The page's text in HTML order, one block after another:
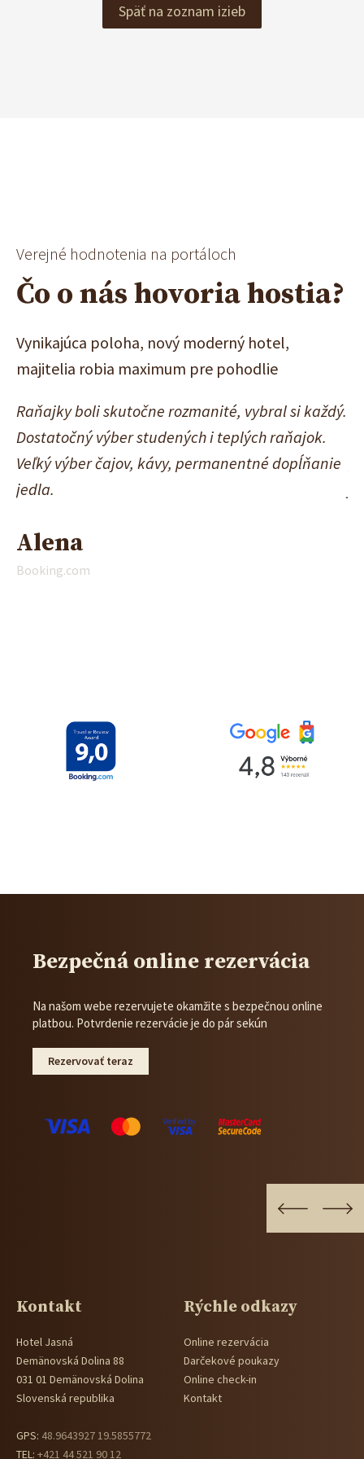
Späť na zoznam izieb
Verejné hodnotenia na portáloch
Čo o nás hovoria hostia?
Vynikajúca poloha, nový moderný hotel,
majitelia robia maximum pre pohodlie
Raňajky boli skutočne rozmanité, vybral si každý.
Dostatočný výber studených i teplých raňajok.
Veľký výber čajov, kávy, permanentné dopĺňanie
jedla.
Alena
Booking.com
Bezpečná online rezervácia
Na našom webe rezervujete okamžite s bezpečnou online
platbou. Potvrdenie rezervácie je do pár sekún
Rezervovať teraz
Kontakt
Hotel Jasná
Demänovská Dolina 88
031 01 Demänovská Dolina
Slovenská republika
GPS: 48.9643927 19.5855772
TEL: +421 44 521 90 12
Rýchle odkazy
Online rezervácia
Darčekové poukazy
Online check-in
Kontakt